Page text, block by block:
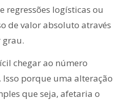
regressões logísticas ou
de valor absoluto através
grau.
chegar ao número
porque uma alteração
que seja, afetaria o